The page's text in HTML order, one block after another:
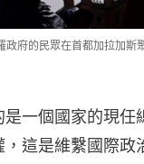
府的民眾在首都加拉加斯
一個國家的現
這是維繫國際